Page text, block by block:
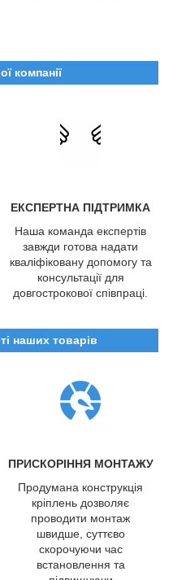
компанії
ЕКСПЕРТНА ПІДТРИМКА
Наша команда експертів
завжди готова надати
кваліфіковану допомогу та
консультації для
довгострокової співпраці.
наших товарів
ПРИСКОРІННЯ МОНТАЖУ
Продумана конструкція
кріплень дозволяє
проводити монтаж
швидше, суттєво
скорочуючи час
встановлення та